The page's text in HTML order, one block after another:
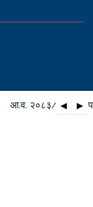
◀ ▶
आ.व. २०८३/०८४ को